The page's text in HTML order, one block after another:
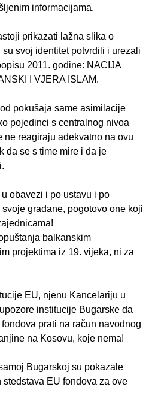
informacijama.
prikazati lažna slika o
svoj identitet potvrdili i urezali
2011. godine: NACIJA
I VJERA ISLAM.
pokušaja same asimilacije
pojedinci s centralnog nivoa
ne reagiraju adekvatno na ovu
da se s time mire i da je
obavezi i po ustavu i po
građane, pogotovo one koji
balkanskim
projektima iz 19. vijeka, ni za
EU, njenu Kancelariju u
institucije Bugarske da
prati na račun navodnog
na Kosovu, koje nema!
Bugarskoj su pokazale
EU fondova za ove